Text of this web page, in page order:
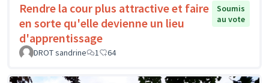
Rendre la cour plus attractive et faire
en sorte qu'elle devienne un lieu
d'apprentissage
Soumis
au vote
DROT sandrine 1 64